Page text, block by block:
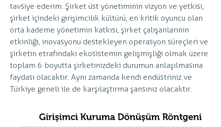
tavsiye ederim. Şirket üst yönetiminin vizyon ve yetkisi,
şirket içindeki girişimcilik kültürü, en kritik oyuncu olan
orta kademe yönetimin katkısı, şirket çalışanlarının
etkinliği, inovasyonu destekleyen operasyon süreçleri ve
şirketin etrafındaki ekosistemin gelişmişliği olmak üzere
toplam 6 boyutta şirketinizdeki durumun anlaşılmasına
faydası olacaktır. Aynı zamanda kendi endüstriniz ve
Türkiye geneli ile de karşılaştırma şansınız olacaktır.